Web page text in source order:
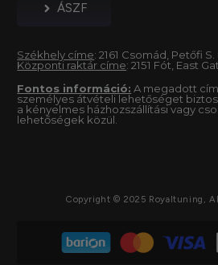
ÁSZF
Székhely címe: 2161 Csomád, Petőfi S.
Központi raktár címe: 2151 Fót, East
Fontos információ: A megadott
személyes átvételi lehetőséget
a kényelmes házhozszállítási vagy
lehetőségek közül.
Copyright © 2025 Royaltuning,